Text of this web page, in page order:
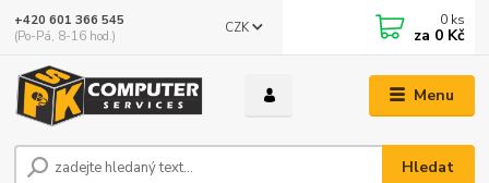
Menu
CZK
Hledat
+420 601 366 545
(Po-Pá, 8-16 hod.)
0 ks
za 0 Kč